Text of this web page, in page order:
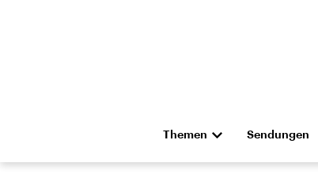
Themen
Die Nachrichten Politik
Sendungen